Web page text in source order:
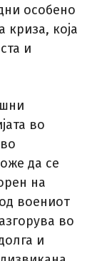
особено
криза, која
и
во
да се
на
воениот
во
и